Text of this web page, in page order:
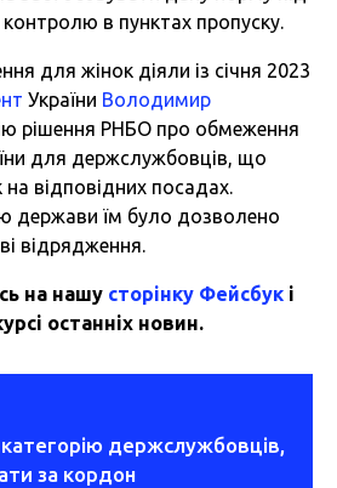
в пунктах пропуску.
для жінок діяли із січня 2023
України Володимир
рішення РНБО про обмеження
для держслужбовців, що
на відповідних посадах.
держави їм було дозволено
відрядження.
на нашу сторінку Фейсбук і
останніх новин.
держслужбовців,
за кордон